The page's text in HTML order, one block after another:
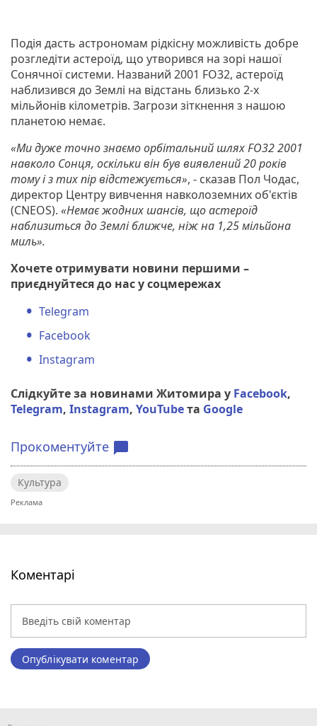
Подія дасть астрономам рідкісну можливість добре
розгледіти астероїд, що утворився на зорі нашої
Сонячної системи. Названий 2001 FO32, астероїд
наблизився до Землі на відстань близько 2-х
мільйонів кілометрів. Загрози зіткнення з нашою
планетою немає.
«Ми дуже точно знаємо орбітальний шлях FO32 2001
навколо Сонця, оскільки він був виявлений 20 років
тому і з тих пір відстежується», - сказав Пол Чодас,
директор Центру вивчення навколоземних об'єктів
(CNEOS). «Немає жодних шансів, що астероїд
наблизиться до Землі ближче, ніж на 1,25 мільйона
миль».
Хочете отримувати новини першими –
приєднуйтеся до нас у соцмережах
Telegram
Facebook
Instagram
Слідкуйте за новинами Житомира у Facebook,
Telegram, Instagram, YouTubeта Google
Прокоментуйте chat_bubble
Культура
Коментарі
Опублікувати коментар